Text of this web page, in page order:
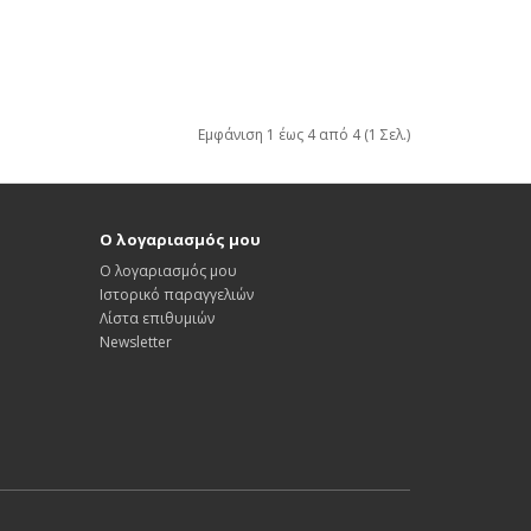
Εμφάνιση 1 έως 4 από 4 (1 Σελ.)
Ο λογαριασμός μου
Ο λογαριασμός μου
Ιστορικό παραγγελιών
Λίστα επιθυμιών
Newsletter